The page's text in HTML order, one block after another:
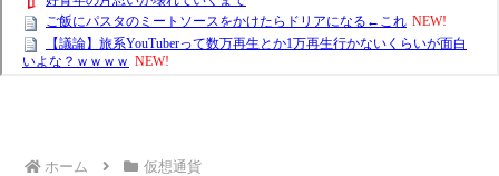
ホーム 仮想通貨